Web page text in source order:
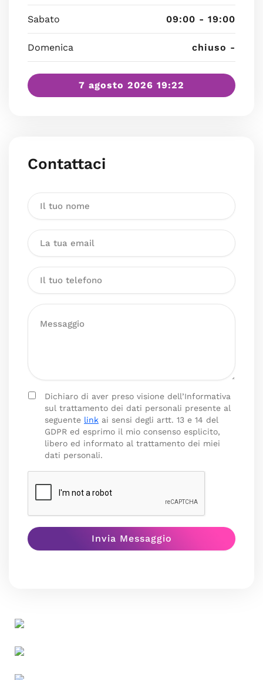
Sabato 09:00 - 19:00
Domenica chiuso -
7 agosto 2026 19:22
Contattaci
Dichiaro di aver preso visione dell’Informativa
sul trattamento dei dati personali presente al
seguente link ai sensi degli artt. 13 e 14 del
GDPR ed esprimo il mio consenso esplicito,
libero ed informato al trattamento dei miei
dati personali.